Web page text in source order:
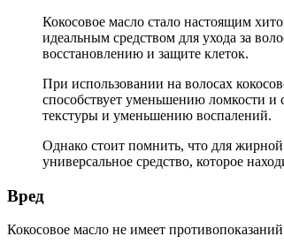
Кокосовое масло стало настоящим
идеальным средством для ухода за
восстановлению и защите клеток.
При использовании на волосах
способствует уменьшению ломкости
текстуры и уменьшению воспалений.
Однако стоит помнить, что для
универсальное средство, которое
Вред
Кокосовое масло не имеет